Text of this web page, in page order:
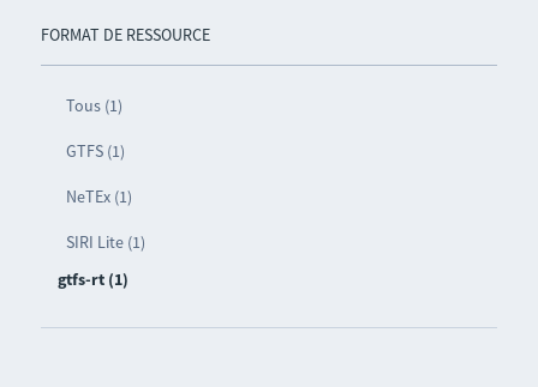
FORMAT DE RESSOURCE
Tous (1)
GTFS (1)
NeTEx (1)
SIRI Lite (1)
gtfs-rt (1)